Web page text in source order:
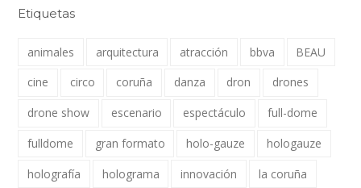
Etiquetas
animales arquitectura atracción bbva
BEAU
cine
circo coruña danza dron
drones
drone show
escenario espectáculo
full-dome
fulldome
gran formato holo-gauze
hologauze
holografía
holograma innovación
la coruña